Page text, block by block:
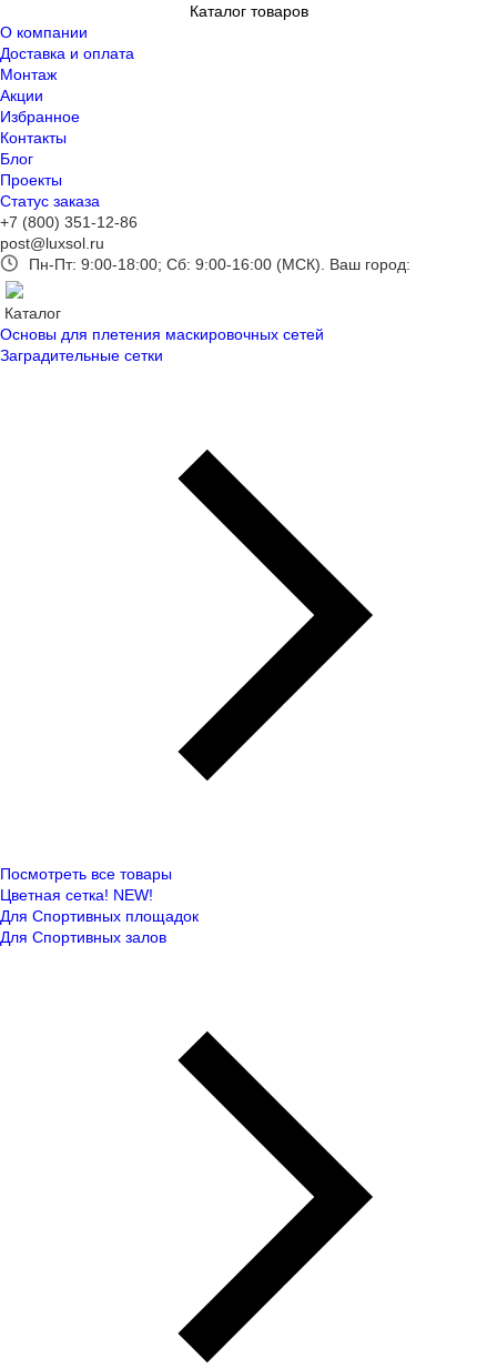
Каталог товаров
О компании
Доставка и оплата
Монтаж
Акции
Избранное
Контакты
Блог
Проекты
Статус заказа
+7 (800) 351-12-86
post@luxsol.ru
Пн-Пт: 9:00-18:00; Сб: 9:00-16:00 (МСК). Ваш город:
Каталог
Основы для плетения маскировочных сетей
Заградительные сетки
Посмотреть все товары
Цветная сетка! NEW!
Для Спортивных площадок
Для Спортивных залов